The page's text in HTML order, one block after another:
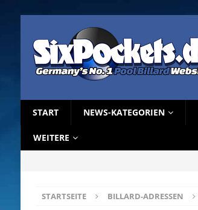
START NEWS-KATEGORIEN
WEITERE
STARTSEITE BILLARD-ADRESSEN